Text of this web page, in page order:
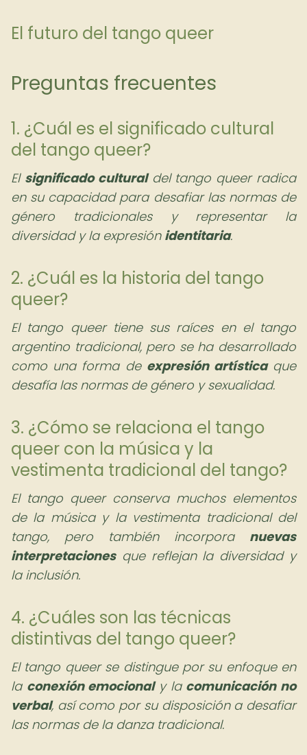
El futuro del tango queer
Preguntas frecuentes
1. ¿Cuál es el significado cultural
del tango queer?
El significado culturaldel tango queer radica
en su capacidad para desafiar las normas de
género tradicionales y representar la
diversidad y la expresión identitaria.
2. ¿Cuál es la historia del tango
queer?
El tango queer tiene sus raíces en el tango
argentino tradicional, pero se ha desarrollado
como una forma de expresión artísticaque
desafía las normas de género y sexualidad.
3. ¿Cómo se relaciona el tango
queer con la música y la
vestimenta tradicional del tango?
El tango queer conserva muchos elementos
de la música y la vestimenta tradicional del
tango, pero también incorpora nuevas
interpretacionesque reflejan la diversidad y
la inclusión.
4. ¿Cuáles son las técnicas
distintivas del tango queer?
El tango queer se distingue por su enfoque en
la conexión emocionaly la comunicación no
verbal, así como por su disposición a desafiar
las normas de la danza tradicional.